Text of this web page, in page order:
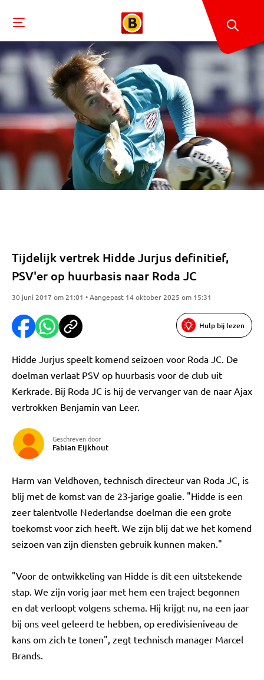
Tijdelijk vertrek Hidde Jurjus definitief,
PSV'er op huurbasis naar Roda JC
30 juni 2017 om 21:01 • Aangepast 14 oktober 2025 om 15:31
Hulp bij lezen
Hidde Jurjus speelt komend seizoen voor Roda JC. De
doelman verlaat PSV op huurbasis voor de club uit
Kerkrade. Bij Roda JC is hij de vervanger van de naar Ajax
vertrokken Benjamin van Leer.
Geschreven door
Fabian Eijkhout
Harm van Veldhoven, technisch directeur van Roda JC, is
blij met de komst van de 23-jarige goalie. "Hidde is een
zeer talentvolle Nederlandse doelman die een grote
toekomst voor zich heeft. We zijn blij dat we het komend
seizoen van zijn diensten gebruik kunnen maken."
"Voor de ontwikkeling van Hidde is dit een uitstekende
stap. We zijn vorig jaar met hem een traject begonnen
en dat verloopt volgens schema. Hij krijgt nu, na een jaar
bij ons veel geleerd te hebben, op eredivisieniveau de
kans om zich te tonen", zegt technisch manager Marcel
Brands.